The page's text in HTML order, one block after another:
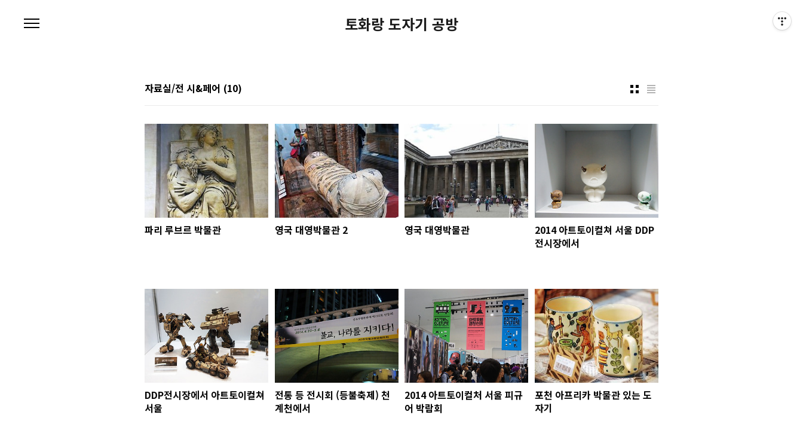
토화랑 도자기 공방
자료실/전 시&페어 (10)
파리 루브르 박물관 영국 대영박물관 2 영국 대영박물관
2014 아트토이컬쳐 서울 DDP
전시장에서
DDP전시장에서 아트토이컬쳐
서울
전통 등 전시회 (등불축제) 천
계천에서
2014 아트토이컬처 서울 피규
어 박람회
포천 아프리카 박물관 있는 도
자기